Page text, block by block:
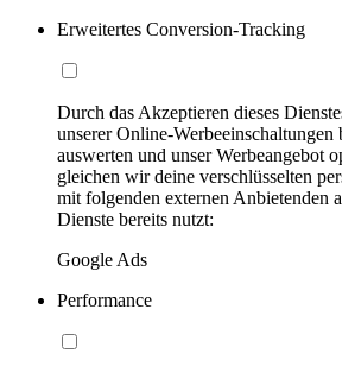
Erweitertes Conversion-Tracking
Durch das Akzeptieren dieses
unserer Online-Werbeeinschaltungen
auswerten und unser Werbeangebot
gleichen wir deine verschlüsselten
mit folgenden externen Anbietenden
Dienste bereits nutzt:
Google Ads
Performance